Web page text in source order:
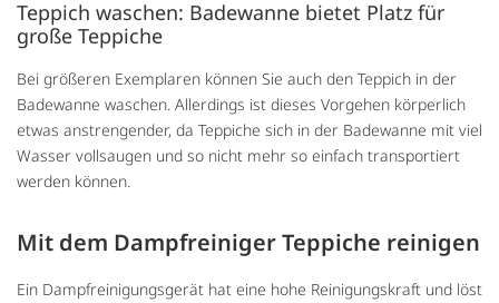
Teppich waschen: Badewanne bietet Platz für
große Teppiche
Bei größeren Exemplaren können Sie auch den Teppich in der
Badewanne waschen. Allerdings ist dieses Vorgehen körperlich
etwas anstrengender, da Teppiche sich in der Badewanne mit viel
Wasser vollsaugen und so nicht mehr so einfach transportiert
werden können.
Mit dem Dampfreiniger Teppiche reinigen
Ein Dampfreinigungsgerät hat eine hohe Reinigungskraft und löst